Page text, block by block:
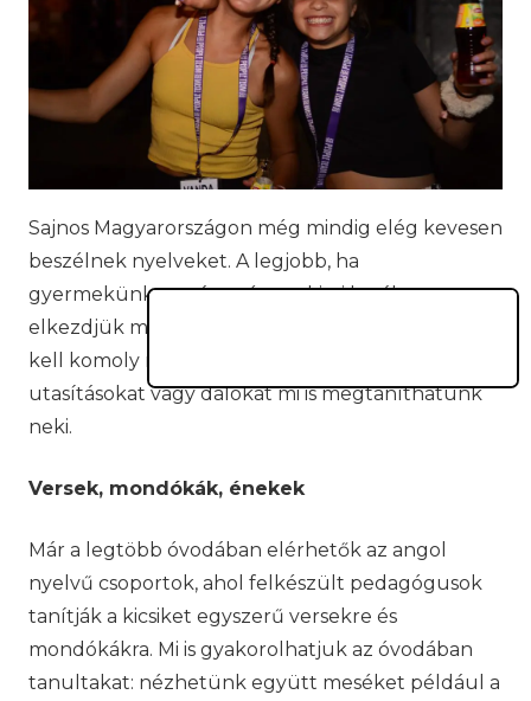
Sajnos Magyarországon még mindig elég kevesen
beszélnek nyelveket. A legjobb, ha
gyermekünket már egészen kicsi korában
elkezdjük megismertetni az angol nyelvvel. Nem
kell komoly nyelvtanulásra gondolni, de egyszerű
utasításokat vagy dalokat mi is megtaníthatunk
neki.
Versek, mondókák, énekek
Már a legtöbb óvodában elérhetők az angol
nyelvű csoportok, ahol felkészült pedagógusok
tanítják a kicsiket egyszerű versekre és
mondókákra. Mi is gyakorolhatjuk az óvodában
tanultakat: nézhetünk együtt meséket például a